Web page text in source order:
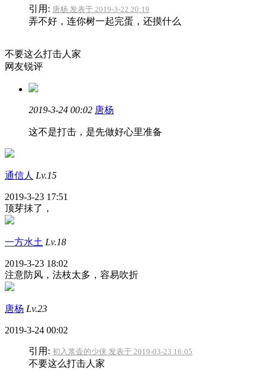
引用: 唐杨 发表于 2019-3-22 20:19
弄不好，连你树一起完蛋，还摸什么
不要这么打击人家
网友锐评
2019-3-24 00:02 唐杨
这不是打击，是先做好心里准备
通信人 Lv.15
2019-3-23 17:51
顶芽抺了，
一方水土 Lv.18
2019-3-23 18:02
注意防风，法枝太多，容易吹折
唐杨 Lv.23
2019-3-24 00:02
引用: 初入浆壶的少侠 发表于 2019-03-23 16:05
不要这么打击人家